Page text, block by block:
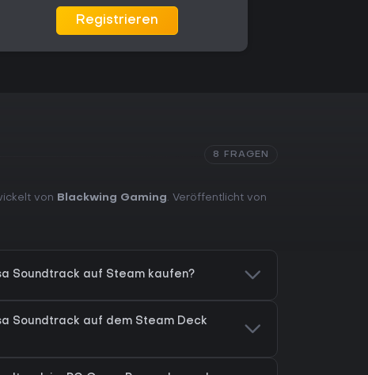
Registrieren
8 FRAGEN
von Blackwing Gaming. Veröffentlicht von
Soundtrack auf Steam kaufen?
Soundtrack auf dem Steam Deck